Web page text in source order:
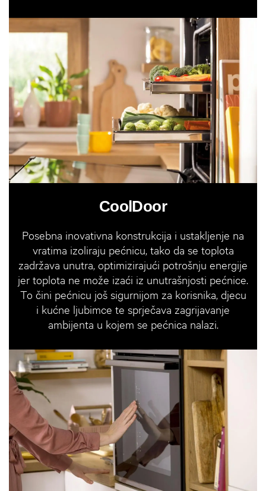
CoolDoor
Posebna inovativna konstrukcija i ustakljenje na
vratima izoliraju pećnicu, tako da se toplota
zadržava unutra, optimizirajući potrošnju energije
jer toplota ne može izaći iz unutrašnjosti pećnice.
To čini pećnicu još sigurnijom za korisnika, djecu
i kućne ljubimce te sprječava zagrijavanje
ambijenta u kojem se pećnica nalazi.